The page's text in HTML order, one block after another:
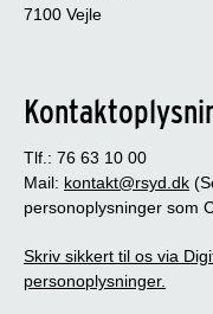
7100 Vejle
Tlf.: 76 63 10 00
Mail: kontakt@rsyd.dk
personoplysninger som
Skriv sikkert til os via
personoplysninger.